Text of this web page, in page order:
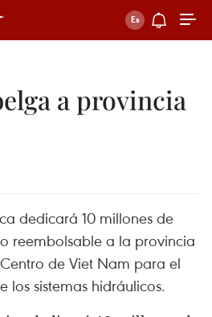
a provincia
dedicará 10 millones de
reembolsable a la provincia
de Viet Nam para el
los sistemas hidráulicos.